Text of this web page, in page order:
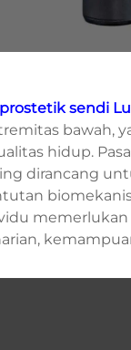
prostetiksendi
bawah,
hidup.
dirancang